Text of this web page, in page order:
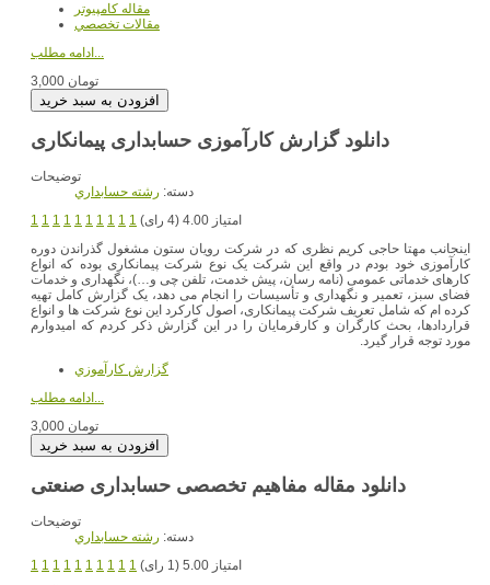
مقاله کامپیوتر
مقالات تخصصي
ادامه مطلب...
3,000 تومان
دانلود گزارش کارآموزی حسابداری پیمانکاری
توضیحات
دسته: رشته حسابداري
1 1 1 1 1 1 1 1 1 1
امتیاز 4.00 (4 رای)
اینجانب مهتا حاجی کریم نظری که در شرکت رویان ستون مشغول گذراندن دوره
کارآموزی خود بودم در واقع این شرکت یک نوع شرکت پیمانکاری بوده که انواع
کارهای خدماتی عمومی (نامه رسان، پیش خدمت، تلفن چی و…)، نگهداری و خدمات
فضای سبز، تعمیر و نگهداری و تأسیسات را انجام می دهد، یک گزارش کامل تهیه
کرده ام که شامل تعریف شرکت پیمانکاری، اصول کارکرد این نوع شرکت ها و انواع
قراردادها، بحث کارگران و کارفرمایان را در این گزارش ذکر کردم که امیدوارم
مورد توجه قرار گیرد.
گزارش کارآموزي
ادامه مطلب...
3,000 تومان
دانلود مقاله مفاهیم تخصصی حسابداری صنعتی
توضیحات
دسته: رشته حسابداري
1 1 1 1 1 1 1 1 1 1
امتیاز 5.00 (1 رای)